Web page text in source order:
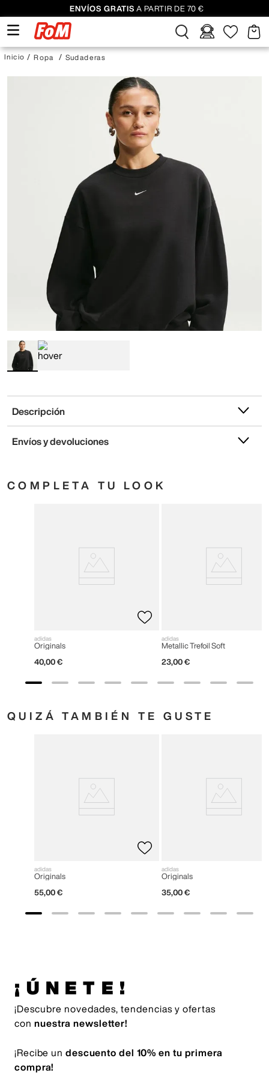
ENVÍOS GRATIS A PARTIR DE 70 €
Ropa Sudaderas
Descripción
Envíos y devoluciones
COMPLETA TU LOOK
adidas
Originals
40,00 €
adidas
Metallic Trefoil Soft
23,00 €
QUIZÁ TAMBIÉN TE GUSTE
adidas
Originals
55,00 €
adidas
Originals
35,00 €
¡ÚNETE!
¡Descubre novedades, tendencias y ofertas
con nuestra newsletter!
¡Recibe un descuento del 10% en tu primera
compra!